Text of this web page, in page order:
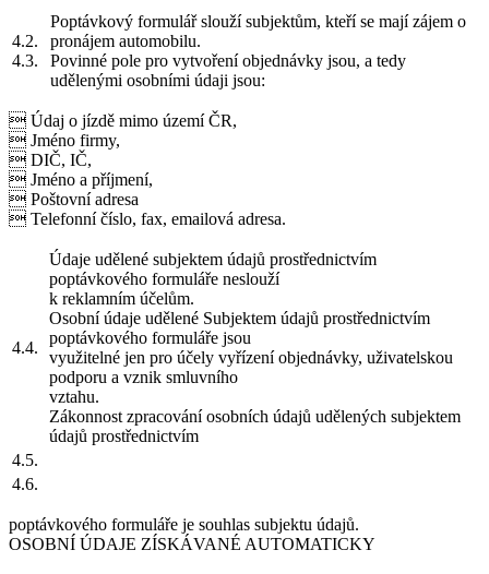
4.2.
4.3.
Poptávkový formulář slouží subjektům, kteří se mají zájem o
pronájem automobilu.
Povinné pole pro vytvoření objednávky jsou, a tedy
udělenými osobními údaji jsou:
 Údaj o jízdě mimo území ČR,
 Jméno firmy,
 DIČ, IČ,
 Jméno a příjmení,
 Poštovní adresa
 Telefonní číslo, fax, emailová adresa.
4.4.
Údaje udělené subjektem údajů prostřednictvím
poptávkového formuláře neslouží
k reklamním účelům.
Osobní údaje udělené Subjektem údajů prostřednictvím
poptávkového formuláře jsou
využitelné jen pro účely vyřízení objednávky, uživatelskou
podporu a vznik smluvního
vztahu.
Zákonnost zpracování osobních údajů udělených subjektem
údajů prostřednictvím
4.5.
4.6.
poptávkového formuláře je souhlas subjektu údajů.
OSOBNÍ ÚDAJE ZÍSKÁVANÉ AUTOMATICKY